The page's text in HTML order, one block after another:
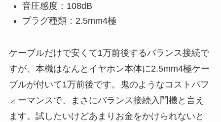
音圧感度：108dB
プラグ種類：2.5mm4極
ケーブルだけで安くて1万前後するバランス接続で
すが、本機はなんとイヤホン本体に2.5mm4極ケー
ブルが付いて1万前後です。鬼のようなコストパフ
ォーマンスで、まさにバランス接続入門機と言え
ます。試したいけどあまりお金をかけられないと